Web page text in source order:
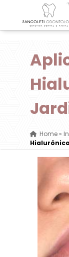
Home»